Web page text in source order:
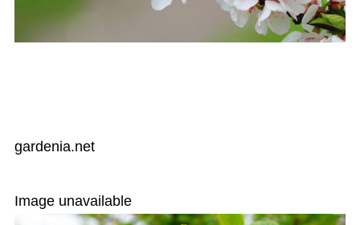
gardenia.net
Image unavailable